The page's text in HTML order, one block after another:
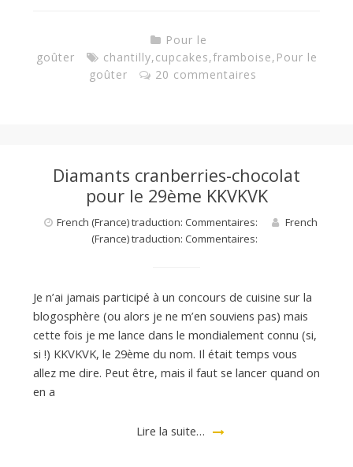
Pour le
goûter
chantilly,cupcakes,framboise, Pour le
goûter
20 commentaires
Diamants cranberries-chocolat
pour le 29ème KKVKVK
French (France) traduction: Commentaires:
French
(France) traduction: Commentaires:
Je n’ai jamais participé à un concours de cuisine sur la
blogosphère (ou alors je ne m’en souviens pas) mais
cette fois je me lance dans le mondialement connu (si,
si !) KKVKVK, le 29ème du nom. Il était temps vous
allez me dire. Peut être, mais il faut se lancer quand on
en a
Lire la suite…